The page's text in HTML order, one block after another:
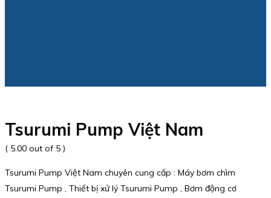
Tsurumi Pump Việt Nam
( 5.00 out of 5 )
Tsurumi Pump Việt Nam chuyên cung cấp : Máy bơm chìm
Tsurumi Pump , Thiết bị xử lý Tsurumi Pump , Bơm động cơ